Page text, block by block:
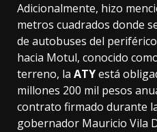
Adicionalmente, hizo
metros cuadrados donde
de autobuses del
hacia Motul, conocido
terreno, la ATYestá
millones 200 mil pesos
contrato firmado durante
gobernador Mauricio Vila